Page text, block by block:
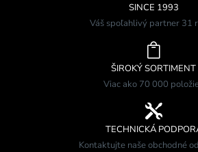
SINCE 1993
Váš spoľahlivý partner 31

ŠIROKÝ SORTIMENT
Viac ako 70 000

TECHNICKÁ
Kontaktujte naše obchodné